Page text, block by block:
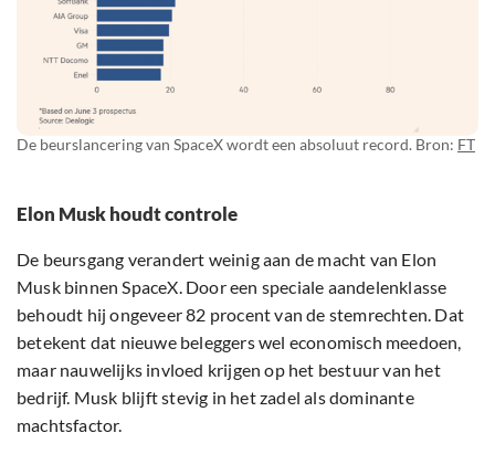
De beurslancering van SpaceX wordt een absoluut record. Bron: FT
Elon Musk houdt controle
De beursgang verandert weinig aan de macht van Elon
Musk binnen SpaceX. Door een speciale aandelenklasse
behoudt hij ongeveer 82 procent van de stemrechten. Dat
betekent dat nieuwe beleggers wel economisch meedoen,
maar nauwelijks invloed krijgen op het bestuur van het
bedrijf. Musk blijft stevig in het zadel als dominante
machtsfactor.